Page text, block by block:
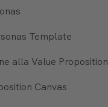
Template
alla Value Proposition
Canvas